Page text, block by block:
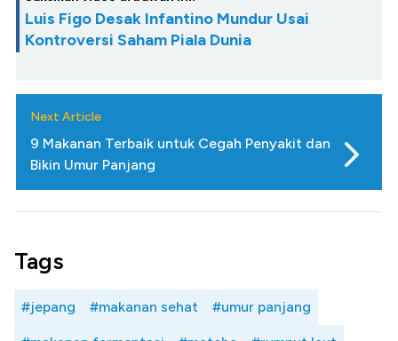
Luis Figo Desak Infantino Mundur Usai
Kontroversi Saham Piala Dunia
Next Article
9 Makanan Terbaik untuk Cegah Penyakit dan
Bikin Umur Panjang
Tags
#jepang #makanan sehat #umur panjang